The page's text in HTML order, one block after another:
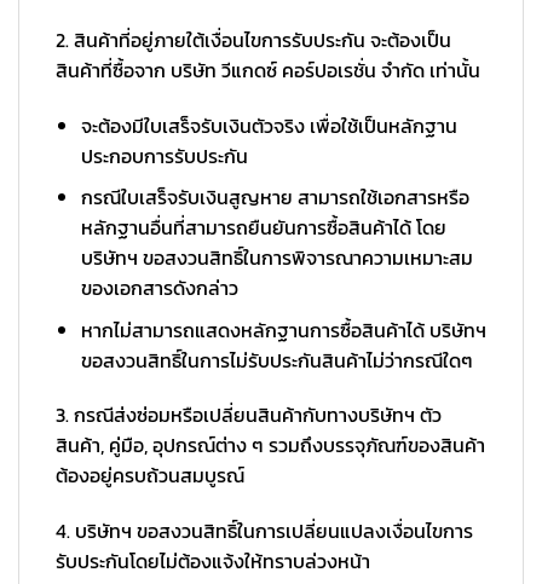
2. สินค้าที่อยู่ภายใต้เงื่อนไขการรับประกัน จะต้องเป็น
สินค้าที่ซื้อจาก บริษัท วีแกดซ์ คอร์ปอเรชั่น จำกัด เท่านั้น
จะต้องมีใบเสร็จรับเงินตัวจริง เพื่อใช้เป็นหลักฐาน
ประกอบการรับประกัน
กรณีใบเสร็จรับเงินสูญหาย สามารถใช้เอกสารหรือ
หลักฐานอื่นที่สามารถยืนยันการซื้อสินค้าได้ โดย
บริษัทฯ ขอสงวนสิทธิ์ในการพิจารณาความเหมาะสม
ของเอกสารดังกล่าว
หากไม่สามารถแสดงหลักฐานการซื้อสินค้าได้ บริษัทฯ
ขอสงวนสิทธิ์ในการไม่รับประกันสินค้าไม่ว่ากรณีใดๆ
3. กรณีส่งซ่อมหรือเปลี่ยนสินค้ากับทางบริษัทฯ ตัว
สินค้า, คู่มือ, อุปกรณ์ต่าง ๆ รวมถึงบรรจุภัณฑ์ของสินค้า
ต้องอยู่ครบถ้วนสมบูรณ์
4. บริษัทฯ ขอสงวนสิทธิ์ในการเปลี่ยนแปลงเงื่อนไขการ
รับประกันโดยไม่ต้องแจ้งให้ทราบล่วงหน้า